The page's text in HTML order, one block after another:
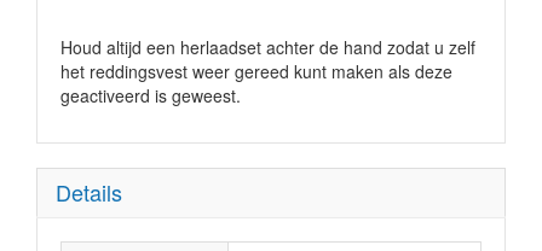
Houd altijd een herlaadset achter de hand zodat u zelf
het reddingsvest weer gereed kunt maken als deze
geactiveerd is geweest.
Details